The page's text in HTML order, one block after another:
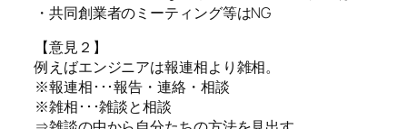
・共同創業者のミーティング等はNG
【意見２】
例えばエンジニアは報連相より雑相。
※報連相･･･報告・連絡・相談
※雑相･･･雑談と相談